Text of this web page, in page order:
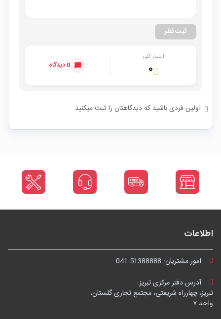
ثبت نظر
امتیاز کلی
۰ 0 دیدگاه
اولین فردی باشید که دیدگاهتان را ثبت میکنید
اطلاعات
امور مشتریان: 041-51388888
آدرس دفتر مرکزی تبریز:
تبریز، چهارراه شریعتی، مجتمع تجاری گلستان،
واحد ۷